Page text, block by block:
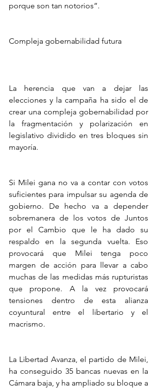
porque son tan notorios”.
Compleja gobernabilidad futura
La herencia que van a dejar las
elecciones y la campaña ha sido el de
crear una compleja gobernabilidad por
la fragmentación y polarización en
legislativo dividido en tres bloques sin
mayoría.
​Si Milei gana no va a contar con votos
suficientes para impulsar su agenda de
gobierno. De hecho va a depender
sobremanera de los votos de Juntos
por el Cambio que le ha dado su
respaldo en la segunda vuelta. Eso
provocará que Milei tenga poco
margen de acción para llevar a cabo
muchas de las medidas más rupturistas
que propone. A la vez provocará
tensiones dentro de esta alianza
coyuntural entre el libertario y el
macrismo.
La Libertad Avanza, el partido de Milei,
ha conseguido 35 bancas nuevas en la
Cámara baja, y ha ampliado su bloque a